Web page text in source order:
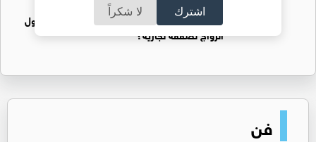
اشترك لا شكراً
فتيات يستغللنه لتحقيق مكاسب مادية.. هل تحول
الزواج لصفقة تجارية؟
فن